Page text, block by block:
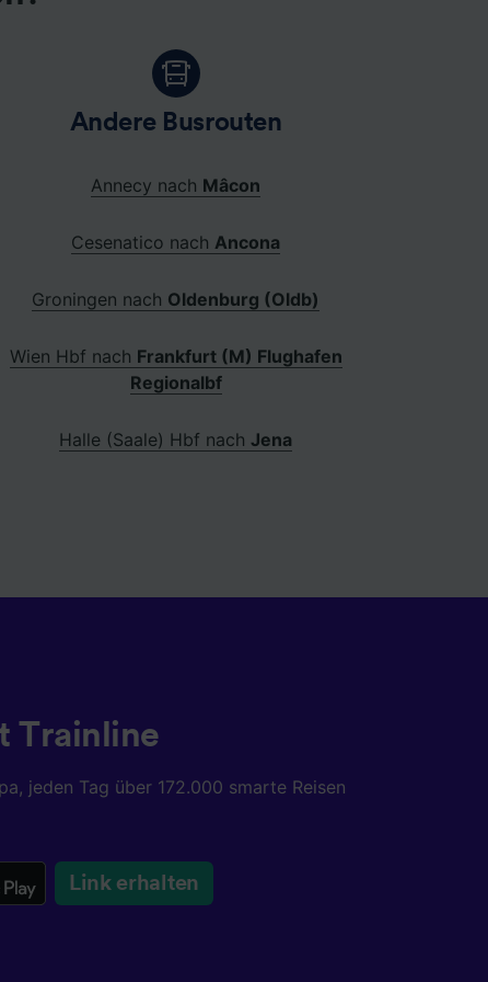
Andere Busrouten
Annecy nach Mâcon
Cesenatico nachAncona
Groningen nach Oldenburg (Oldb)
Wien Hbf nach Frankfurt (M) Flughafen
Regionalbf
Halle (Saale) Hbf nachJena
Trainline
jeden Tag über 172.000 smarte Reisen
Link erhalten